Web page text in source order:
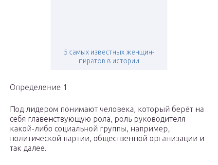
5 самых известных женщин-
пиратов в истории
Определение 1
Под лидером понимают человека, который берёт на
себя главенствующую рола, роль руководителя
какой-либо социальной группы, например,
политической партии, общественной организации и
так далее.